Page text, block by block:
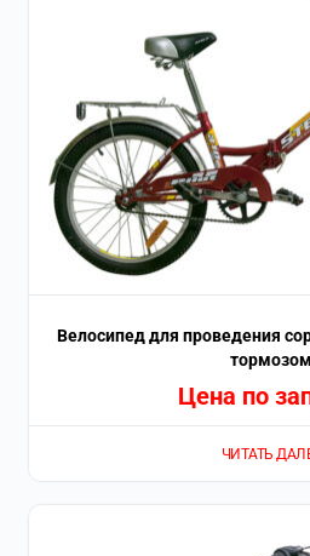
Велосипед для проведения
тормозом
Цена по
ЧИТАТЬ